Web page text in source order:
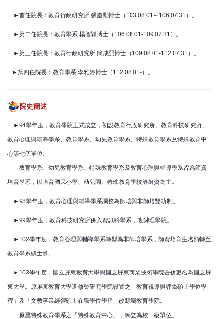
►首任院長：教育行政研究所 張慶勳博士（103.08.01～106.07.31）。
►第二任院長：教育學系 楊智穎博士（106.08.01-109.07.31）。
►第三任院長： 教育行政研究所 簡成熙博士（109.08.01-112.07.31）。
►第四任院長： 教育學系 李雅婷博士（112.08.01-）。
院史簡述
►94學年度，教育學院正式成立，初設教育行政研究所、教育科技研究所、
教育心理與輔導學系、教育學系、幼兒教育學系、特殊教育學系及特殊教育中
心等七個單位。
教育學系、幼兒教育學系、 特殊教育學系及教育心理與輔導學系皆為師資
培育學系，以培育國民小學、幼兒園、特殊教育學校等師資為主。
►98學年度，教育心理與輔導學系調整為師培與非師培雙軌制。
►99學年度，教育科技研究所併入資訊科學系，改隸理學院。
►102學年度，教育心理與輔導學系轉型為非師培學系，師資培育生名額轉至
教育學系碩士班。
►103學年度，國立屏東教育大學與國立屏東商業技術學院合併更名為國立屏
東大學。原屏東教育大學進修暨研究學院設置之「教育視導與評鑑碩士學位學
程」及「文教事業經營碩士在職學位學程」改隸屬教育學院。
原屬特殊教育學系之「特殊教育中心」，獨立為校一級單位。